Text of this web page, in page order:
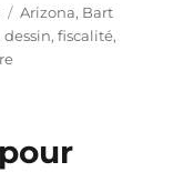
Étiquettes
Arizona, Bart
,dessin,fiscalité,
sur
?